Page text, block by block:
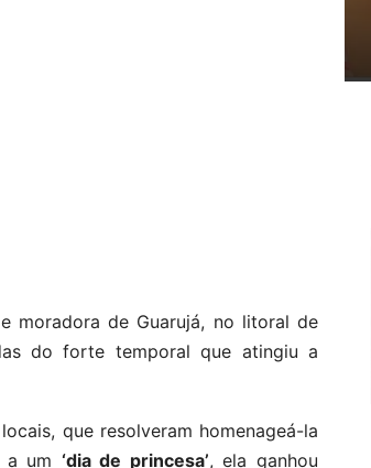
moradora de Guarujá, no litoral de
do forte temporal que atingiu a
que resolveram homenageá-la
a um ‘dia de princesa’, ela ganhou